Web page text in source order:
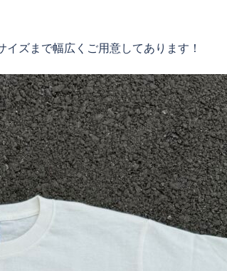
ズまで幅広くご用意してあります！